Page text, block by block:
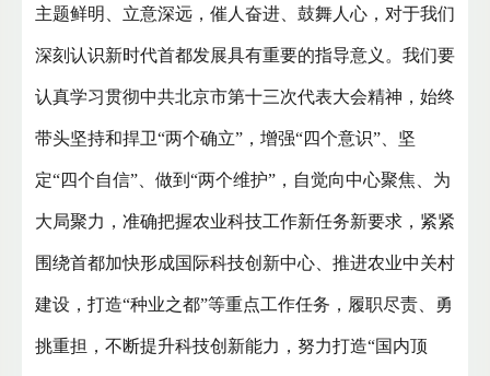
主题鲜明、立意深远，催人奋进、鼓舞人心，对于我们
深刻认识新时代首都发展具有重要的指导意义。我们要
认真学习贯彻中共北京市第十三次代表大会精神，始终
带头坚持和捍卫“两个确立”，增强“四个意识”、坚
定“四个自信”、做到“两个维护”，自觉向中心聚焦、为
大局聚力，准确把握农业科技工作新任务新要求，紧紧
围绕首都加快形成国际科技创新中心、推进农业中关村
建设，打造“种业之都”等重点工作任务，履职尽责、勇
挑重担，不断提升科技创新能力，努力打造“国内顶